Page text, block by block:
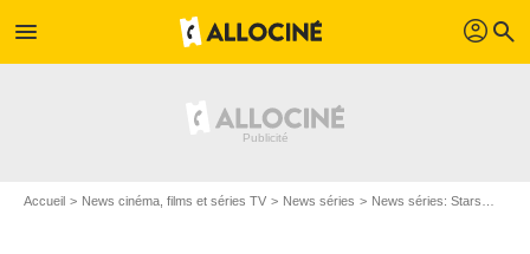
menu profil search
Accueil News cinéma, films et séries TV News séries News séries: Stars